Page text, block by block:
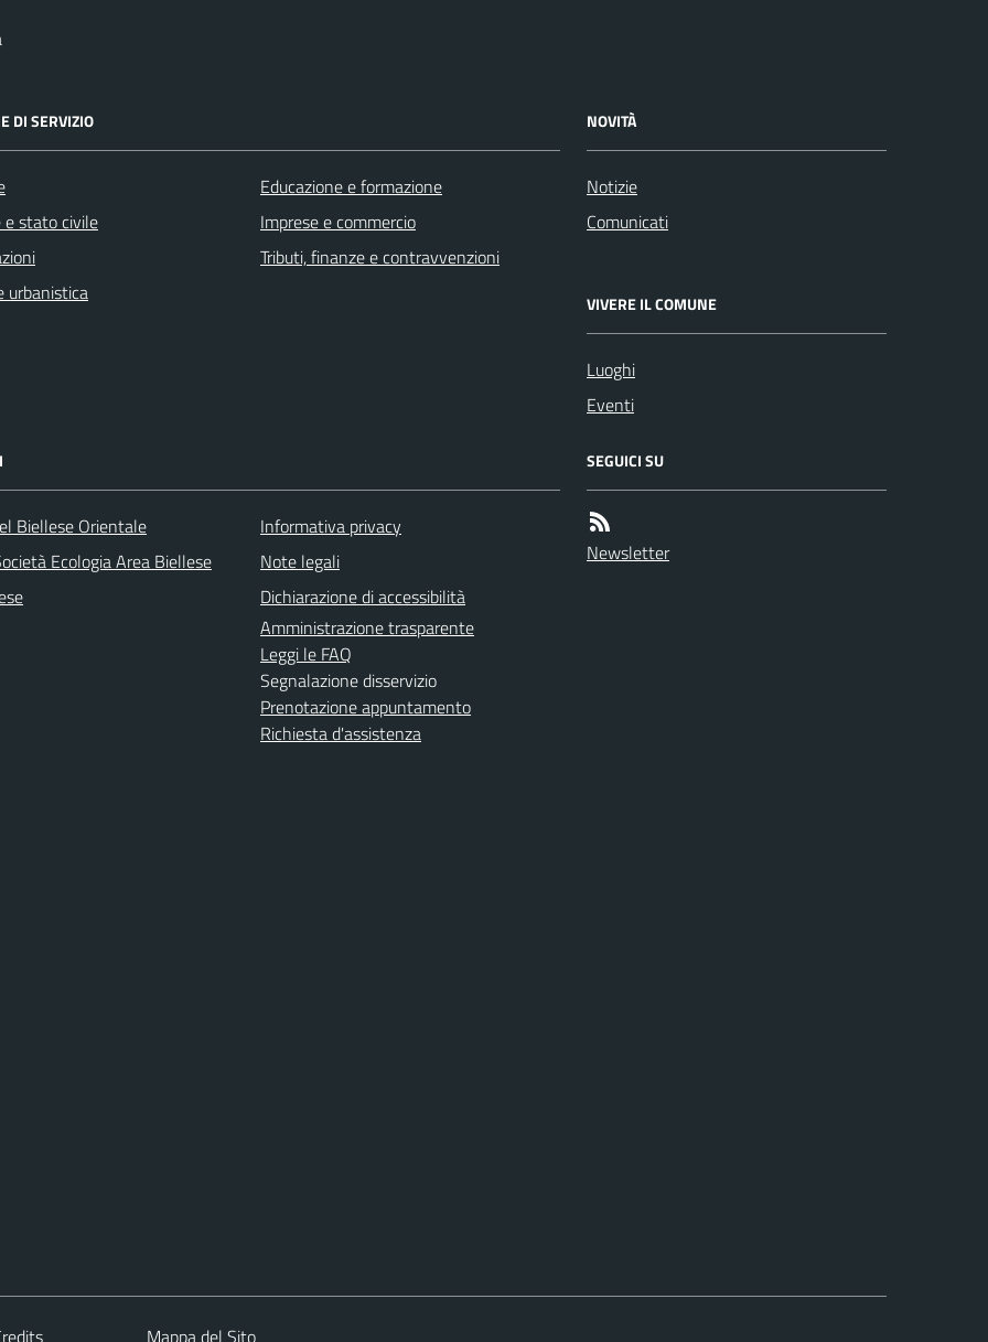
DI SERVIZIO
e stato civile
urbanistica
Educazione e formazione
Imprese e commercio
Tributi, finanze e contravvenzioni
NOVITÀ
Notizie
Comunicati
VIVERE IL COMUNE
Luoghi
Eventi
Biellese Orientale
Ecologia Area Biellese
Informativa privacy
Note legali
Dichiarazione di accessibilità
Amministrazione trasparente
Leggi le FAQ
Segnalazione disservizio
Prenotazione appuntamento
Richiesta d'assistenza
SEGUICI SU
Newsletter
Mappa del Sito